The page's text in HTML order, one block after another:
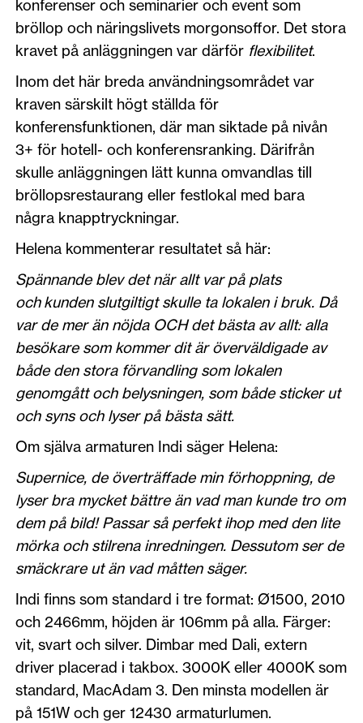
konferenser och seminarier och event som
bröllop och näringslivets morgonsoffor. Det stora
kravet på anläggningen var därför flexibilitet.
Inom det här breda användningsområdet var
kraven särskilt högt ställda för
konferensfunktionen, där man siktade på nivån
3+ för hotell- och konferensranking. Därifrån
skulle anläggningen lätt kunna omvandlas till
bröllopsrestaurang eller festlokal med bara
några knapptryckningar.
Helena kommenterar resultatet så här:
Spännande blev det när allt var på plats
och kunden slutgiltigt skulle ta lokalen i bruk. Då
var de mer än nöjda OCH det bästa av allt: alla
besökare som kommer dit är överväldigade av
både den stora förvandling som lokalen
genomgått och belysningen, som både sticker ut
och syns och lyser på bästa sätt.
Om själva armaturen Indi säger Helena:
Supernice, de överträffade min förhoppning, de
lyser bra mycket bättre än vad man kunde tro om
dem på bild! Passar så perfekt ihop med den lite
mörka och stilrena inredningen. Dessutom ser de
smäckrare ut än vad måtten säger.
Indi finns som standard i tre format: Ø1500, 2010
och 2466mm, höjden är 106mm på alla. Färger:
vit, svart och silver. Dimbar med Dali, extern
driver placerad i takbox. 3000K eller 4000K som
standard, MacAdam 3. Den minsta modellen är
på 151W och ger 12430 armaturlumen.